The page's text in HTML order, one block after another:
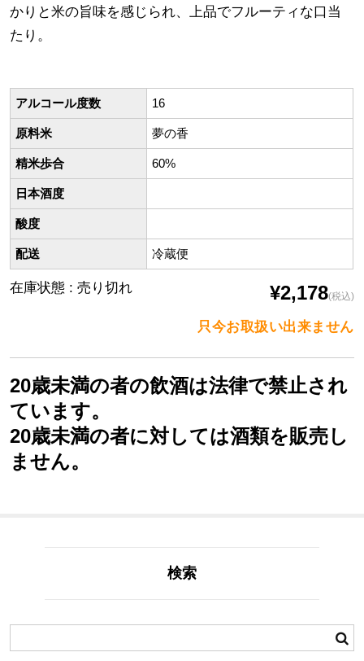
かりと米の旨味を感じられ、上品でフルーティな口当
たり。
アルコール度数 16
原料米 夢の香
精米歩合 60%
日本酒度
酸度
配送 冷蔵便
在庫状態 : 売り切れ ¥2,178(税込)
只今お取扱い出来ません
20歳未満の者の飲酒は法律で禁止され
ています。
20歳未満の者に対しては酒類を販売し
ません。
検索